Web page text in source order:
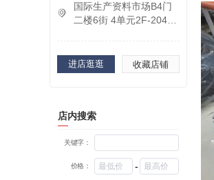
国际生产资料市场B4门
二楼6街 4单元2F-20457
进店逛逛 收藏店铺
店内搜索
关键字：
价格： -